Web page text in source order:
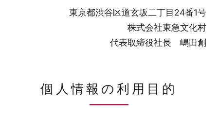
東京都渋谷区道玄坂二丁目24番1号
株式会社東急文化村
代表取締役社長 嶋田創
個人情報の利用目的